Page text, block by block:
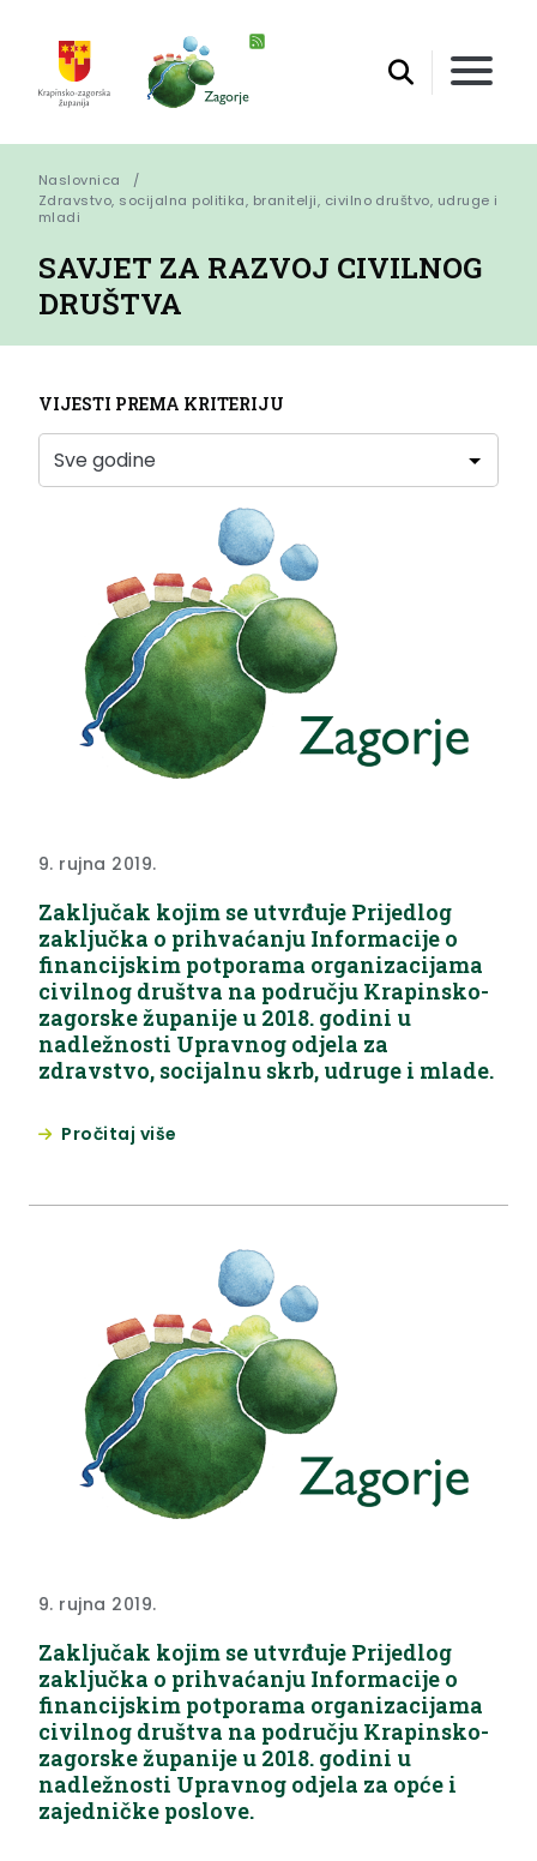
Naslovnica
Zdravstvo, socijalna politika, branitelji, civilno društvo, udruge i
mladi
SAVJET ZA RAZVOJ CIVILNOG
DRUŠTVA
VIJESTI PREMA KRITERIJU
9. rujna 2019.
Zaključak kojim se utvrđuje Prijedlog
zaključka o prihvaćanju Informacije o
financijskim potporama organizacijama
civilnog društva na području Krapinsko-
zagorske županije u 2018. godini u
nadležnosti Upravnog odjela za
zdravstvo, socijalnu skrb, udruge i mlade.
Pročitaj više
9. rujna 2019.
Zaključak kojim se utvrđuje Prijedlog
zaključka o prihvaćanju Informacije o
financijskim potporama organizacijama
civilnog društva na području Krapinsko-
zagorske županije u 2018. godini u
nadležnosti Upravnog odjela za opće i
zajedničke poslove.